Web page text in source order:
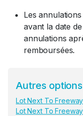
Les
avant la date
annulations
remboursées.
Autres
Lot Next To
Lot Next To